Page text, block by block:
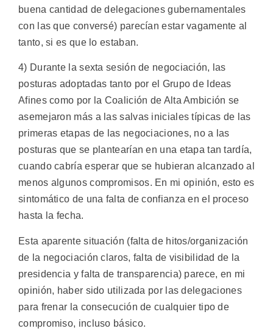
buena cantidad de delegaciones gubernamentales
con las que conversé) parecían estar vagamente al
tanto, si es que lo estaban.
4) Durante la sexta sesión de negociación, las
posturas adoptadas tanto por el Grupo de Ideas
Afines como por la Coalición de Alta Ambición se
asemejaron más a las salvas iniciales típicas de las
primeras etapas de las negociaciones, no a las
posturas que se plantearían en una etapa tan tardía,
cuando cabría esperar que se hubieran alcanzado al
menos algunos compromisos. En mi opinión, esto es
sintomático de una falta de confianza en el proceso
hasta la fecha.
Esta aparente situación (falta de hitos/organización
de la negociación claros, falta de visibilidad de la
presidencia y falta de transparencia) parece, en mi
opinión, haber sido utilizada por las delegaciones
para frenar la consecución de cualquier tipo de
compromiso, incluso básico.